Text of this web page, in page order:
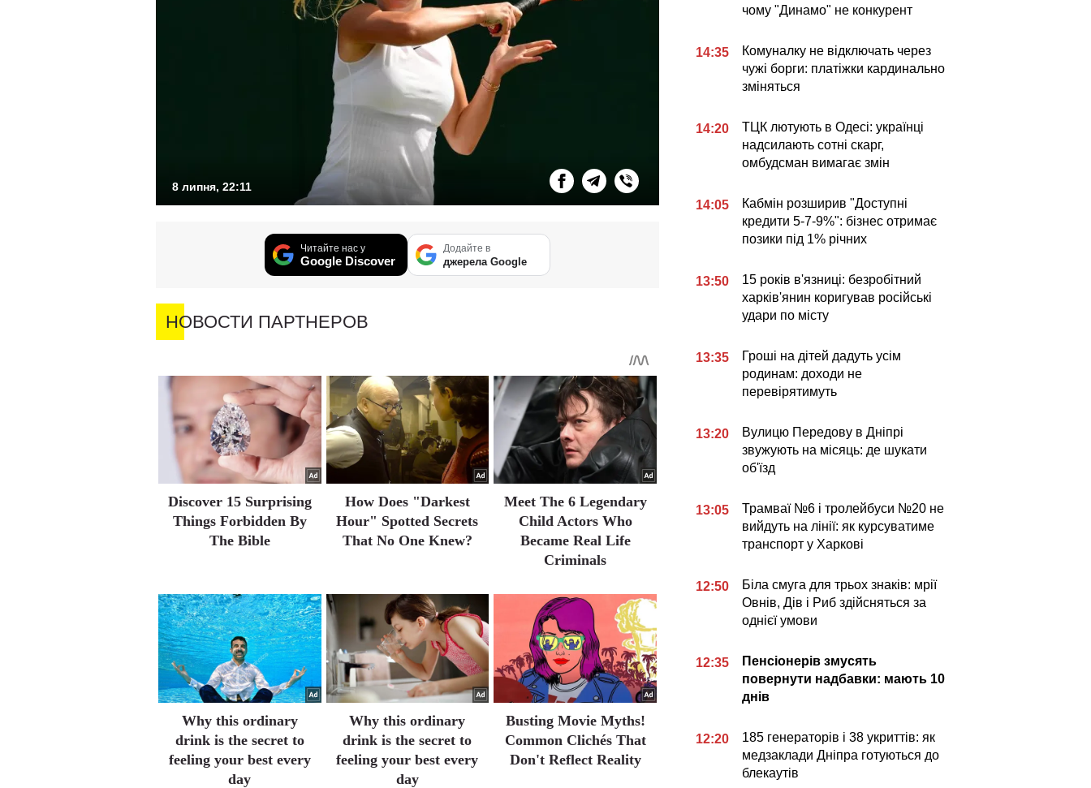
8 липня, 22:11
Читайте нас у
Google Discover
Додайте в
джерела Google
НОВОСТИ ПАРТНЕРОВ
Discover 15 Surprising
Things Forbidden By
The Bible
How Does "Darkest
Hour" Spotted Secrets
That No One Knew?
Meet The 6 Legendary
Child Actors Who
Became Real Life
Criminals
Why this ordinary
drink is the secret to
feeling your best every
day
Why this ordinary
drink is the secret to
feeling your best every
day
Busting Movie Myths!
Common Clichés That
Don't Reflect Reality
чому "Динамо" не конкурент
14:35
Комуналку не відключать через
чужі борги: платіжки кардинально
зміняться
14:20
ТЦК лютують в Одесі: українці
надсилають сотні скарг,
омбудсман вимагає змін
14:05
Кабмін розширив "Доступні
кредити 5-7-9%": бізнес отримає
позики під 1% річних
13:50
15 років в'язниці: безробітний
харків'янин коригував російські
удари по місту
13:35
Гроші на дітей дадуть усім
родинам: доходи не
перевірятимуть
13:20
Вулицю Передову в Дніпрі
звужують на місяць: де шукати
об'їзд
13:05
Трамваї №6 і тролейбуси №20 не
вийдуть на лінії: як курсуватиме
транспорт у Харкові
12:50
Біла смуга для трьох знаків: мрії
Овнів, Дів і Риб здійсняться за
однієї умови
12:35
Пенсіонерів змусять
повернути надбавки: мають 10
днів
12:20
185 генераторів і 38 укриттів: як
медзаклади Дніпра готуються до
блекаутів